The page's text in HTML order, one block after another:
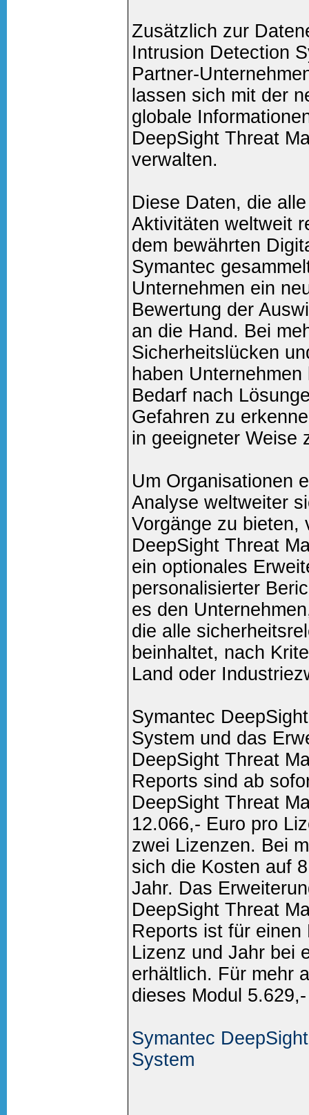
Zusätzlich zur
Intrusion Detection
Partner-
lassen sich mit der
globale
DeepSight Threat
verwalten.
Diese Daten, die
Aktivitäten weltweit
dem bewährten
Symantec
Unternehmen ein
Bewertung der
an die Hand. Bei
Sicherheitslücken
haben
Bedarf nach
Gefahren zu
in geeigneter Weise
Um Organisationen
Analyse weltweiter
Vorgänge zu bieten,
DeepSight Threat
ein optionales
personalisierter
es den
die alle
beinhaltet, nach
Land oder
Symantec
System und das
DeepSight Threat
Reports sind ab
DeepSight Threat
12.066,- Euro pro
zwei Lizenzen. Bei
sich die Kosten auf
Jahr. Das
DeepSight Threat
Reports ist für
Lizenz und Jahr bei
erhältlich. Für mehr
dieses Modul
Symantec
System